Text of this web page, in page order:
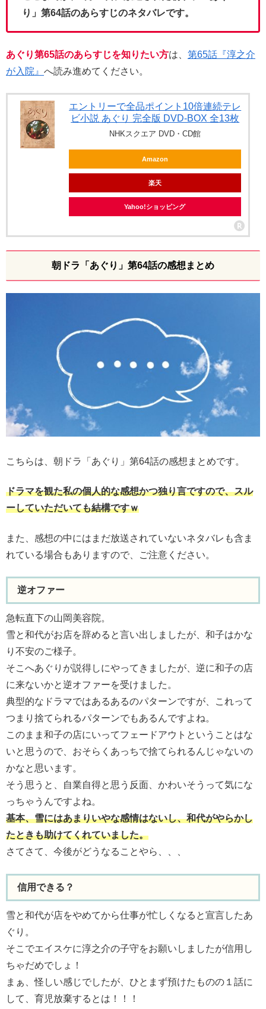
り」第64話のあらすじのネタバレです。
あぐり第65話のあらすじを知りたい方は、 第65話『淳之介
が入院』 へ読み進めてください。
エントリーで全品ポイント10倍連続テレ
ビ小説 あぐり 完全版 DVD-BOX 全13枚
NHKスクエア DVD・CD館
Amazon
楽天
Yahoo!ショッピング
朝ドラ「あぐり」第64話の感想まとめ
こちらは、朝ドラ「あぐり」第64話の感想まとめです。
ドラマを観た私の個人的な感想かつ独り言ですので、スル
ーしていただいても結構ですｗ
また、感想の中にはまだ放送されていないネタバレも含ま
れている場合もありますので、ご注意ください。
逆オファー
急転直下の山岡美容院。
雪と和代がお店を辞めると言い出しましたが、和子はかな
り不安のご様子。
そこへあぐりが説得しにやってきましたが、逆に和子の店
に来ないかと逆オファーを受けました。
典型的なドラマではあるあるのパターンですが、これって
つまり捨てられるパターンでもあるんですよね。
このまま和子の店にいってフェードアウトということはな
いと思うので、おそらくあっちで捨てられるんじゃないの
かなと思います。
そう思うと、自業自得と思う反面、かわいそうって気にな
っちゃうんですよね。
基本、雪にはあまりいやな感情はないし、和代がやらかし
たときも助けてくれていました。
さてさて、今後がどうなることやら、、、
信用できる？
雪と和代が店をやめてから仕事が忙しくなると宣言したあ
ぐり。
そこでエイスケに淳之介の子守をお願いしましたが信用し
ちゃだめでしょ！
まぁ、怪しい感じでしたが、ひとまず預けたものの１話に
して、育児放棄するとは！！！